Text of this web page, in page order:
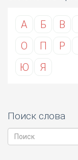
А Б В
О
П Р
Ю
Я
Поиск слова